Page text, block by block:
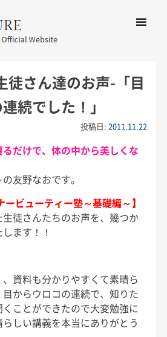
ュ
ツへ移動
徒さん達のお声-「目
続でした！」
投稿日:2011.11.22
だけで、体の中から美しくな
友野なおです。
ービューティー塾～基礎編～】
徒さんたちのお声を、幾つか
ます！！
、資料も分かりやすくて素晴ら
からウロコの連続で、知りた
ことができたので大変勉強に
しい講義を本当にありがとう